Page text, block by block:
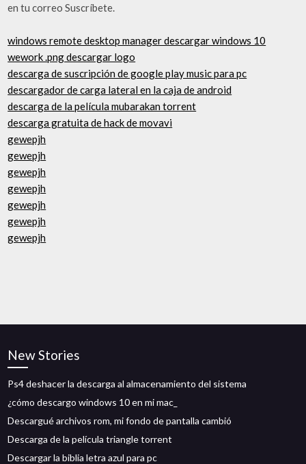
en tu correo Suscríbete.
windows remote desktop manager descargar windows 10
wework .png descargar logo
descarga de suscripción de google play music para pc
descargador de carga lateral en la caja de android
descarga de la película mubarakan torrent
descarga gratuita de hack de movavi
gewepjh
gewepjh
gewepjh
gewepjh
gewepjh
gewepjh
gewepjh
New Stories
Ps4 deshacer la descarga al almacenamiento del sistema
¿cómo descargo windows 10 en mi mac_
Descargué archivos rom, mi fondo de pantalla cambió
Descarga de la película triangle torrent
Descargar la biblia letra azul para pc